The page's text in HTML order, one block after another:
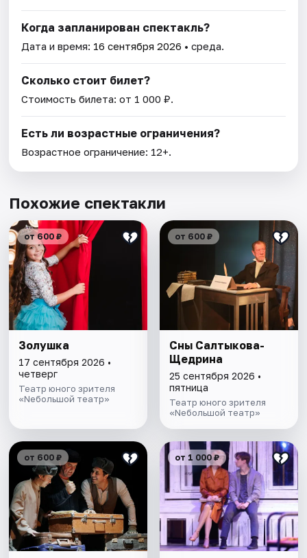
Когда запланирован спектакль?
Дата и время: 16 сентября 2026 • среда.
Сколько стоит билет?
Стоимость билета: от 1 000 ₽.
Есть ли возрастные ограничения?
Возрастное ограничение: 12+.
Похожие спектакли
от 600 ₽
Золушка
17 сентября 2026 •
четверг
Театр юного зрителя
«Nебольшой театр»
от 600 ₽
Сны Салтыкова-
Щедрина
25 сентября 2026 •
пятница
Театр юного зрителя
«Nебольшой театр»
от 600 ₽ от 1 000 ₽